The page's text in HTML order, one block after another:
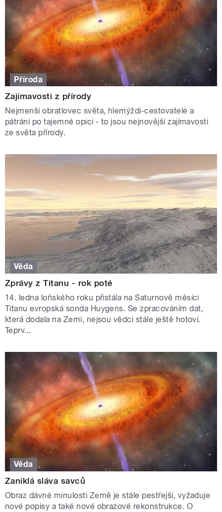
Příroda
Zajímavosti z přírody
Nejmenší obratlovec světa, hlemýždi-cestovatelé a
pátrání po tajemné opici - to jsou nejnovější zajímavosti
ze světa přírody.
Věda
Zprávy z Titanu - rok poté
14. ledna loňského roku přistála na Saturnově měsíci
Titanu evropská sonda Huygens. Se zpracováním dat,
která dodala na Zemi, nejsou vědci stále ještě hotoví.
Teprv...
Věda
Zaniklá sláva savců
Obraz dávné minulosti Země je stále pestřejší, vyžaduje
nové popisy a také nové obrazové rekonstrukce. O